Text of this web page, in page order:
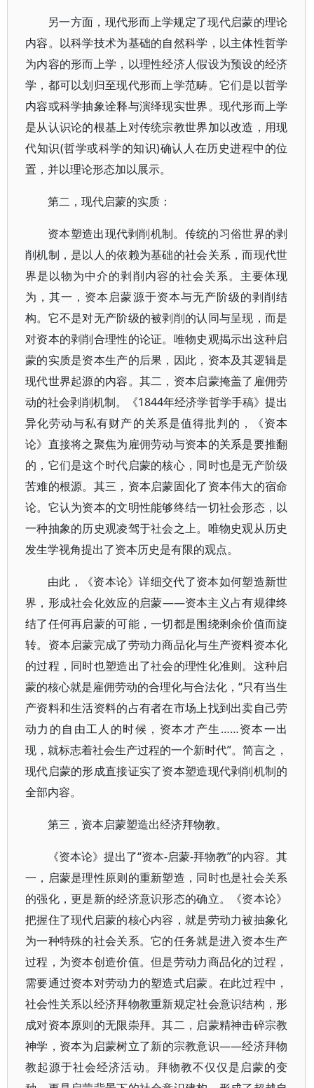
另一方面，现代形而上学规定了现代启蒙的理论
内容。以科学技术为基础的自然科学，以主体性哲学
为内容的形而上学，以理性经济人假设为预设的经济
学，都可以划归至现代形而上学范畴。它们是以哲学
内容或科学抽象诠释与演绎现实世界。现代形而上学
是从认识论的根基上对传统宗教世界加以改造，用现
代知识(哲学或科学的知识)确认人在历史进程中的位
置，并以理论形态加以展示。
第二，现代启蒙的实质：
资本塑造出现代剥削机制。传统的习俗世界的剥
削机制，是以人的依赖为基础的社会关系，而现代世
界是以物为中介的剥削内容的社会关系。主要体现
为，其一，资本启蒙源于资本与无产阶级的剥削结
构。它不是对无产阶级的被剥削的认同与呈现，而是
对资本的剥削合理性的论证。唯物史观揭示出这种启
蒙的实质是资本生产的后果，因此，资本及其逻辑是
现代世界起源的内容。其二，资本启蒙掩盖了雇佣劳
动的社会剥削机制。《1844年经济学哲学手稿》提出
异化劳动与私有财产的关系是值得批判的，《资本
论》直接将之聚焦为雇佣劳动与资本的关系是要推翻
的，它们是这个时代启蒙的核心，同时也是无产阶级
苦难的根源。其三，资本启蒙固化了资本伟大的宿命
论。它认为资本的文明性能够终结一切社会形态，以
一种抽象的历史观凌驾于社会之上。唯物史观从历史
发生学视角提出了资本历史是有限的观点。
由此，《资本论》详细交代了资本如何塑造新世
界，形成社会化效应的启蒙——资本主义占有规律终
结了任何再启蒙的可能，一切都是围绕剩余价值而旋
转。资本启蒙完成了劳动力商品化与生产资料资本化
的过程，同时也塑造出了社会的理性化准则。这种启
蒙的核心就是雇佣劳动的合理化与合法化，“只有当生
产资料和生活资料的占有者在市场上找到出卖自己劳
动力的自由工人的时候，资本才产生……资本一出
现，就标志着社会生产过程的一个新时代”。简言之，
现代启蒙的形成直接证实了资本塑造现代剥削机制的
全部内容。
第三，资本启蒙塑造出经济拜物教。
《资本论》提出了“资本-启蒙-拜物教”的内容。其
一，启蒙是理性原则的重新塑造，同时也是社会关系
的强化，更是新的经济意识形态的确立。《资本论》
把握住了现代启蒙的核心内容，就是劳动力被抽象化
为一种特殊的社会关系。它的任务就是进入资本生产
过程，为资本创造价值。但是劳动力商品化的过程，
需要通过资本对劳动力的塑造式启蒙。在此过程中，
社会性关系以经济拜物教重新规定社会意识结构，形
成对资本原则的无限崇拜。其二，启蒙精神击碎宗教
神学，资本为启蒙树立了新的宗教意识——经济拜物
教起源于社会经济活动。拜物教不仅仅是启蒙的变